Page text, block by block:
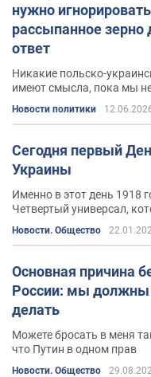
нужно
рассыпанное зерно
ответ
Никакие польско-
имеют смысла, пока мы
Новости политики
Сегодня первый
Украины
Именно в этот день 1918
Четвертый универсал,
объявлялась отдельным
государством - первым
Новости. Общество
Основная причина
России: мы должны
делать
Можете бросать в меня
что Путин в одном прав
Новости. Общество